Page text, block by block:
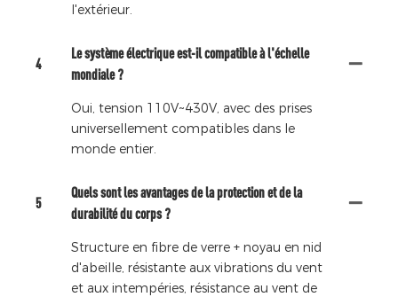
l'extérieur.
4
Le système électrique est-il compatible à l'échelle
mondiale ?
Oui, tension 110V~430V, avec des prises
universellement compatibles dans le
monde entier.
5
Quels sont les avantages de la protection et de la
durabilité du corps ?
Structure en fibre de verre + noyau en nid
d'abeille, résistante aux vibrations du vent
et aux intempéries, résistance au vent de